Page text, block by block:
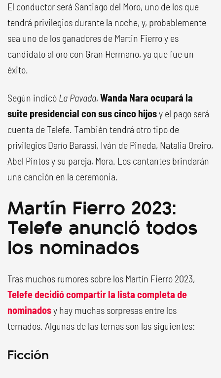
El conductor será Santiago del Moro, uno de los que
tendrá privilegios durante la noche, y, probablemente
sea uno de los ganadores de Martin Fierro y es
candidato al oro con Gran Hermano, ya que fue un
éxito.
Según indicó La Pavada, Wanda Nara ocupará la
suite presidencial con sus cinco hijosy el pago será
cuenta de Telefe. También tendrá otro tipo de
privilegios Darío Barassi, Iván de Pineda, Natalia Oreiro,
Abel Pintos y su pareja, Mora. Los cantantes brindarán
una canción en la ceremonia.
Martín Fierro 2023:
Telefe anunció todos
los nominados
Tras muchos rumores sobre los Martín Fierro 2023,
Telefe decidió compartir la lista completa de
nominadosy hay muchas sorpresas entre los
ternados. Algunas de las ternas son las siguientes:
Ficción